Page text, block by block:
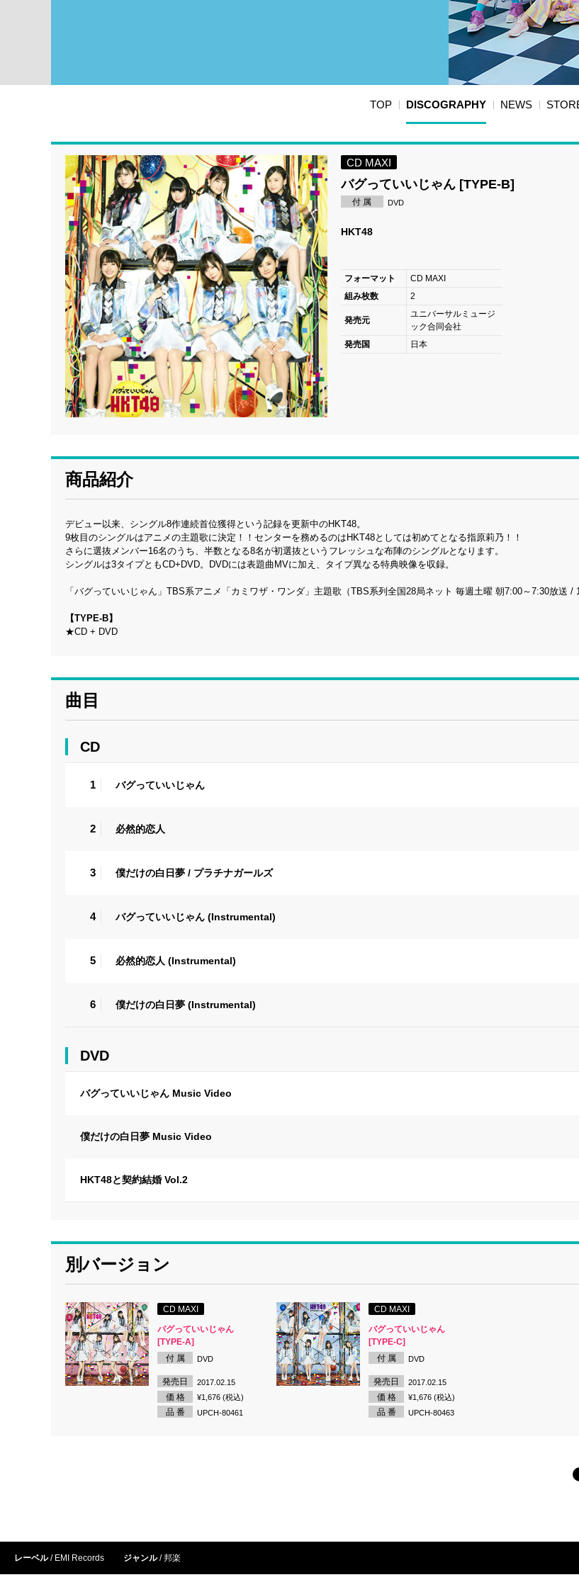
TOP DISCOGRAPHY NEWS
CD MAXI
バグっていいじゃん [TYPE-B]
付 属 DVD
HKT48
フォーマット
CD MAXI
組み枚数
2
発売元
ユニバーサルミュージ
ック合同会社
発売国
日本
商品紹介
デビュー以来、シングル8作連続首位獲得という記録を更新中のHKT48。
9枚目のシングルはアニメの主題歌に決定！！センターを務めるのはHKT48としては初めてとなる指原莉乃！！
さらに選抜メンバー16名のうち、半数となる8名が初選抜というフレッシュな布陣のシングルとなります。
シングルは3タイプともCD+DVD。DVDには表題曲MVに加え、タイプ異なる特典映像を収録。
「バグっていいじゃん」TBS系アニメ「カミワザ・ワンダ」主題歌（TBS系列全国28局ネット 毎週土曜 朝7:00～7:30放送 /
【TYPE-B】
★CD + DVD
曲目
CD
1 バグっていいじゃん
2 必然的恋人
3 僕だけの白日夢 / プラチナガールズ
4 バグっていいじゃん (Instrumental)
5 必然的恋人 (Instrumental)
6 僕だけの白日夢 (Instrumental)
DVD
バグっていいじゃん Music Video
僕だけの白日夢 Music Video
HKT48と契約結婚 Vol.2
別バージョン
CD MAXI
バグっていいじゃん
[TYPE-A]
付 属
DVD
発売日 2017.02.15
価 格 ¥1,676 (税込)
品 番 UPCH-80461
CD MAXI
バグっていいじゃん
[TYPE-C]
付 属
DVD
発売日 2017.02.15
価 格 ¥1,676 (税込)
品 番 UPCH-80463
レーベル EMI Records ジャンル 邦楽